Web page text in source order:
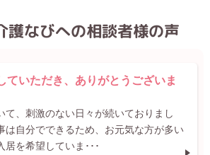
護なびへの相談者様の声
ていただき、ありがとうございま
て、刺激のない日々が続いておりまし
は自分でできるため、お元気な方が多い
居を希望していま･･･